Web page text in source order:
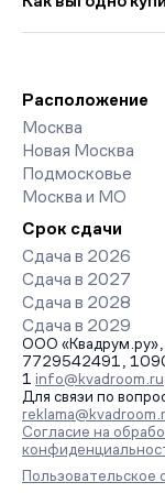
класса. На
качестве
организует
минимальной
заявку на обратный
Расположение
Москва
Новая Москва
Подмосковье
Москва и МО
Срок сдачи
Сдача в 2026
Сдача в 2027
Сдача в 2028
Сдача в 2029
ООО
7729542491,
1 info@kvadroom.ru
Для связи по
Согласие на
Пользовательское